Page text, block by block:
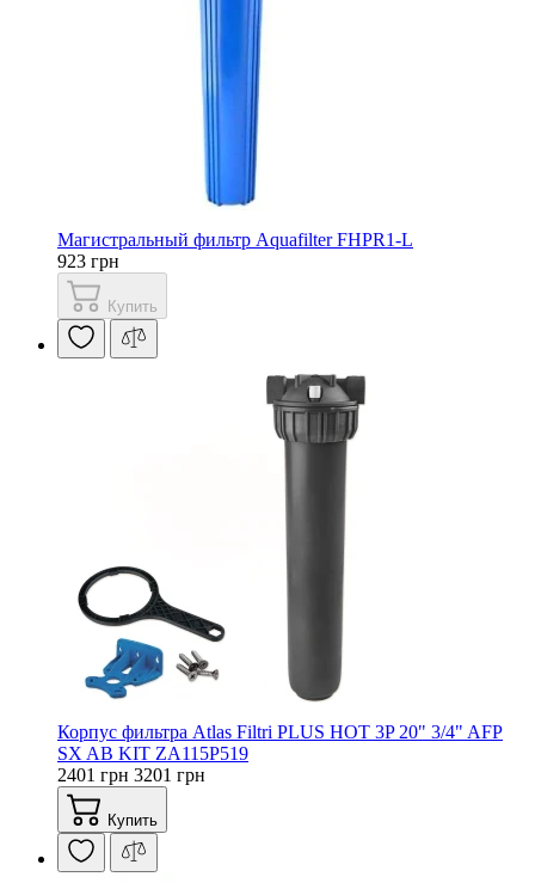
Магистральный фильтр Aquafilter FHPR1-L
923 грн
Купить
Корпус фильтра Atlas Filtri PLUS HOT 3P 20" 3/4" AFP
SX AB KIT ZA115P519
2401 грн 3201 грн
Купить